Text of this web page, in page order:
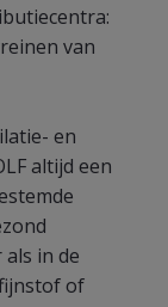
van
en
altijd een
in de
of